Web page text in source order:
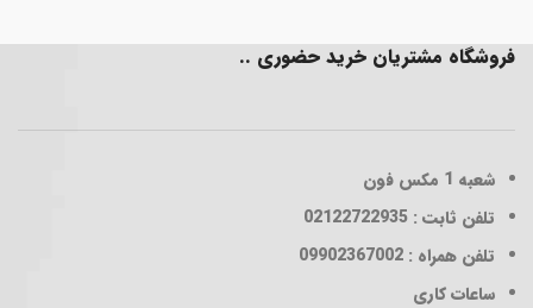
فروشگاه مشتریان خرید حضوری ..
شعبه 1
مکس فون
تلفن ثابت : 02122722935
تلفن همراه : 09902367002
ساعات کاری